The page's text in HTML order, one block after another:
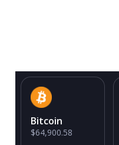
Bitcoin
$64,900.58